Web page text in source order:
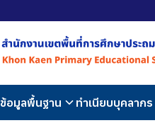
ข้อมูลพื้นฐาน ทำเนียบบุคลากร